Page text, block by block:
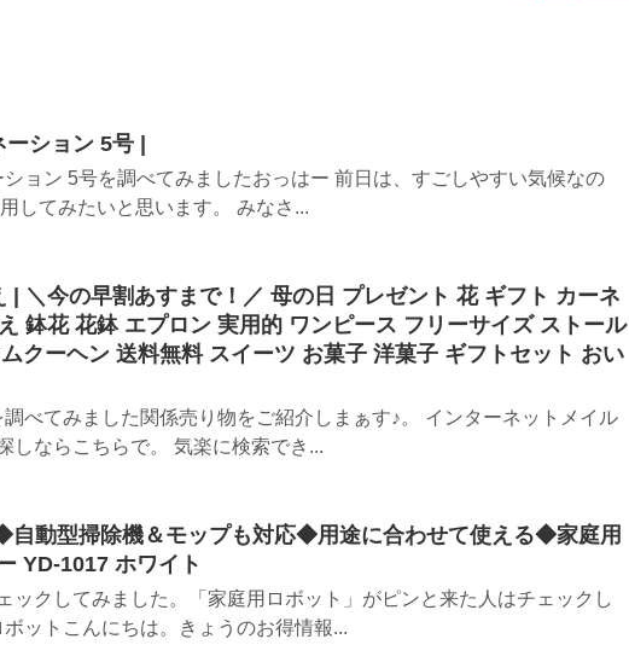
ション 5号 |
ョン 5号を調べてみましたおっはー 前日は、すごしやすい気候なの
してみたいと思います。 みなさ...
| ＼今の早割あすまで！／ 母の日 プレゼント 花 ギフト カーネ
鉢花 花鉢 エプロン 実用的 ワンピース フリーサイズ ストール
クーヘン 送料無料 スイーツ お菓子 洋菓子 ギフトセット おい
べてみました関係売り物をご紹介しまぁす♪。 インターネットメイル
しならこちらで。 気楽に検索でき...
自動型掃除機＆モップも対応◆用途に合わせて使える◆家庭用
YD-1017 ホワイト
ックしてみました。「家庭用ロボット」がピンと来た人はチェックし
ットこんにちは。きょうのお得情報...